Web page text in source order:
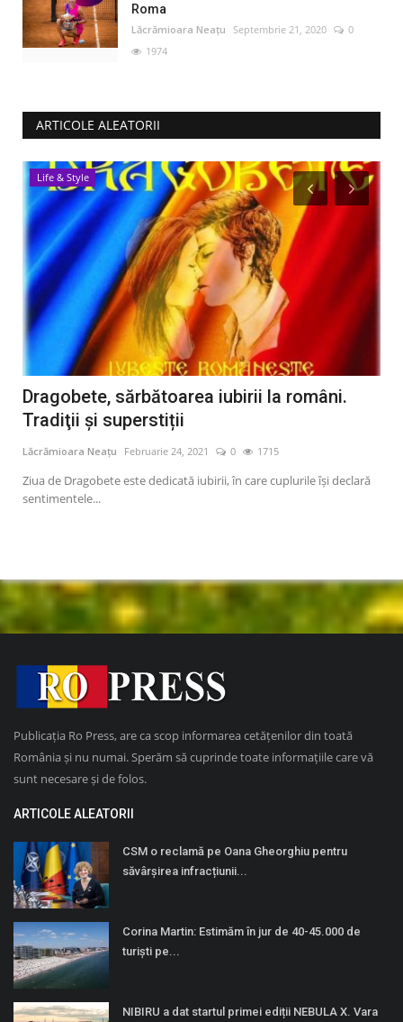
Roma
Lăcrămioara Neațu Septembrie 21, 2020
0
1974
ARTICOLE ALEATORII
Life & Style
Dragobete, sărbătoarea iubirii la români.
Tradiţii şi superstiții
Lăcrămioara Neațu Februarie 24, 2021 0 1715
Ziua de Dragobete este dedicată iubirii, în care cuplurile îşi declară
sentimentele...
Publicația Ro Press, are ca scop informarea cetățenilor din toată
România și nu numai. Sperăm să cuprinde toate informațiile care vă
sunt necesare și de folos.
ARTICOLE ALEATORII
CSM o reclamă pe Oana Gheorghiu pentru
săvârșirea infracțiunii...
Corina Martin: Estimăm în jur de 40-45.000 de
turiști pe...
NIBIRU a dat startul primei ediții NEBULA X. Vara